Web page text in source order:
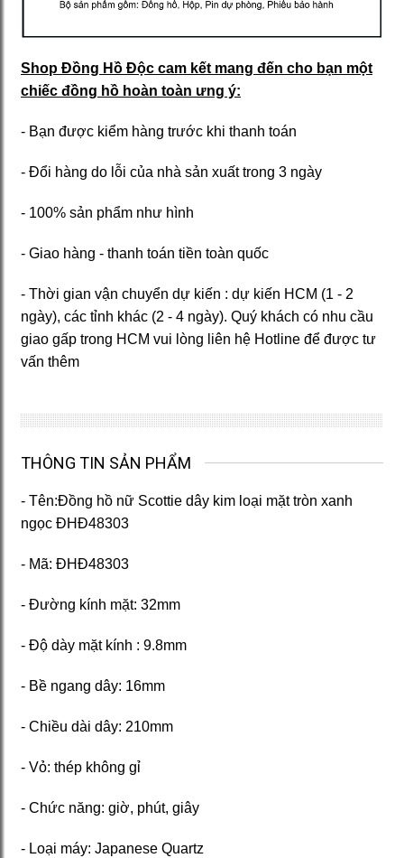
Shop Đồng Hồ Độc cam kết mang đến cho bạn một
chiếc đồng hồ hoàn toàn ưng ý:
- Bạn được kiểm hàng trước khi thanh toán
- Đổi hàng do lỗi của nhà sản xuất trong 3 ngày
- 100% sản phẩm như hình
- Giao hàng - thanh toán tiền toàn quốc
- Thời gian vận chuyển dự kiến : dự kiến HCM (1 - 2
ngày), các tỉnh khác (2 - 4 ngày). Quý khách có nhu cầu
giao gấp trong HCM vui lòng liên hệ Hotline để được tư
vấn thêm
THÔNG TIN SẢN PHẨM
- Tên:Đồng hồ nữ Scottie dây kim loại mặt tròn xanh
ngọc ĐHĐ48303
- Mã: ĐHĐ48303
- Đường kính mặt: 32mm
- Độ dày mặt kính : 9.8mm
- Bề ngang dây: 16mm
- Chiều dài dây: 210mm
- Vỏ: thép không gỉ
- Chức năng: giờ, phút, giây
- Loại máy: Japanese Quartz